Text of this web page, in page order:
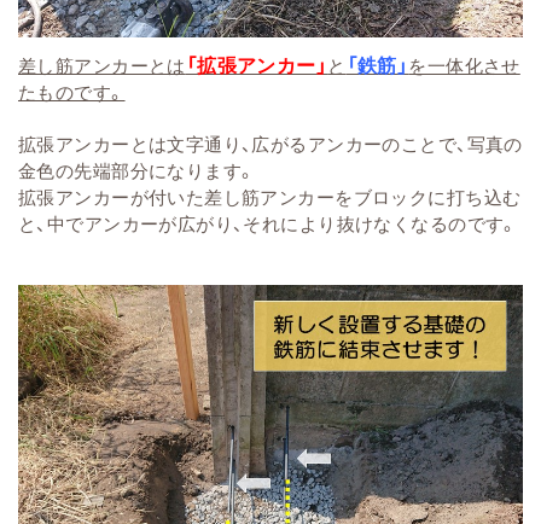
差し筋アンカーとは 「拡張アンカー」 と 「鉄筋」 を一体化させ
たものです。
拡張アンカーとは文字通り、広がるアンカーのことで、写真の
金色の先端部分になります。
拡張アンカーが付いた差し筋アンカーをブロックに打ち込む
と、中でアンカーが広がり、それにより抜けなくなるのです。